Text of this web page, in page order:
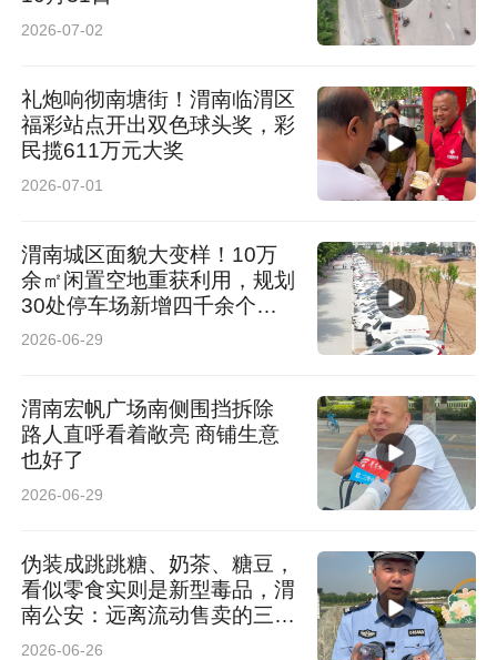
2026-07-02
礼炮响彻南塘街！渭南临渭区
福彩站点开出双色球头奖，彩
民揽611万元大奖
2026-07-01
渭南城区面貌大变样！10万
余㎡闲置空地重获利用，规划
30处停车场新增四千余个车
位
2026-06-29
渭南宏帆广场南侧围挡拆除
路人直呼看着敞亮 商铺生意
也好了
2026-06-29
伪装成跳跳糖、奶茶、糖豆，
看似零食实则是新型毒品，渭
南公安：远离流动售卖的三无
产品
2026-06-26